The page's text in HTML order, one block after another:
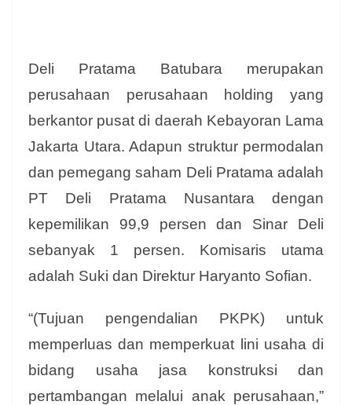
Deli Pratama Batubara merupakan
perusahaan perusahaan holding yang
berkantor pusat di daerah Kebayoran Lama
Jakarta Utara. Adapun struktur permodalan
dan pemegang saham Deli Pratama adalah
PT Deli Pratama Nusantara dengan
kepemilikan 99,9 persen dan Sinar Deli
sebanyak 1 persen. Komisaris utama
adalah Suki dan Direktur Haryanto Sofian.
“(Tujuan pengendalian PKPK) untuk
memperluas dan memperkuat lini usaha di
bidang usaha jasa konstruksi dan
pertambangan melalui anak perusahaan,”